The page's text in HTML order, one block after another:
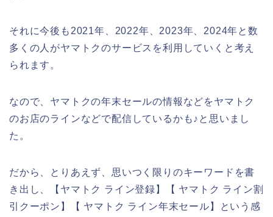
それに今後も2021年、2022年、2023年、2024年と数
多くの人がヤマトクのサービスを利用していくと考え
られます。
なので、ヤマトクの年末セールの情報などをヤマトク
のお店のラインなどで配信しているかも♪と思いまし
た。
だから、とりあえず、思いつく限りのキーワードを書
き出し、【ヤマトク ライン登録】【 ヤマトク ライン割
引クーポン】【 ヤマトク ライン年末セール】という感